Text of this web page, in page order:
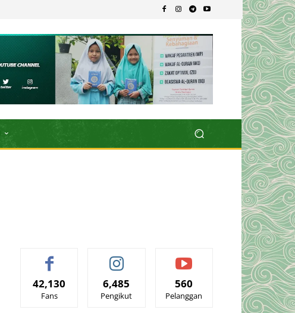
42,130
Fans
6,485
Pengikut
560
Pelanggan